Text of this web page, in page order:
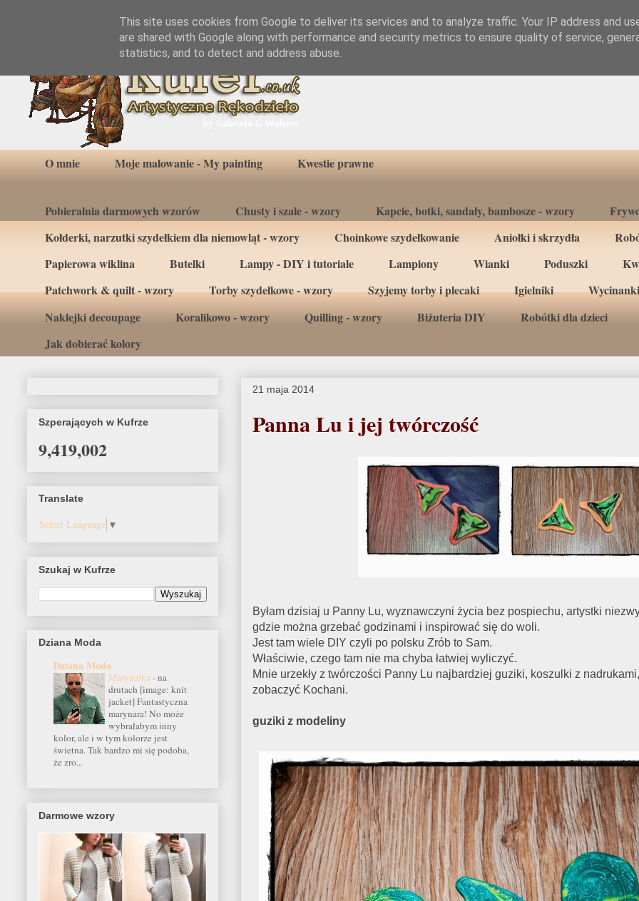
O mnie Moje malowanie - My painting Kwestie prawne
Pobieralnia darmowych wzorów Chusty i szale - wzory Kapcie, botki, sandały, bambosze - wzory
Kołderki, narzutki szydełkiem dla niemowląt - wzory
Choinkowe szydełkowanie Aniołki i skrzydła
Papierowa wiklina
Butelki Lampy - DIY i tutoriale Lampiony Wianki Poduszki
Patchwork & quilt - wzory
Torby szydełkowe - wzory Szyjemy torby i plecaki Igielniki
Naklejki decoupage
Koralikowo - wzory Quilling - wzory Biżuteria DIY
Robótki dla dzieci
Jak dobierać kolory
21 maja 2014
Panna Lu i jej twórczość
Byłam dzisiaj u Panny Lu, wyznawczyni życia bez pospiechu, artystki
gdzie można grzebać godzinami i inspirować się do woli.
Jest tam wiele DIY czyli po polsku Zrób to Sam.
Właściwie, czego tam nie ma chyba łatwiej wyliczyć.
Mnie urzekły z twórczości Panny Lu najbardziej guziki, koszulki z
zobaczyć Kochani.
guziki z modeliny
Szperających w Kufrze
9,419,002
Translate
Select Language ▼
Szukaj w Kufrze
Dziana Moda
Dziana Moda
Marynarka-na
drutach [image: knit
jacket] Fantastyczna
marynara! No może
wybrałabym inny
kolor, ale i w tym kolorze jest
świetna. Tak bardzo mi się podoba,
że zro...
Darmowe wzory
This site uses cookies from Google to deliver its services and to analyze traffic. Your IP address and
are shared with Google along with performance and security metrics to ensure quality of service,
statistics, and to detect and address abuse.